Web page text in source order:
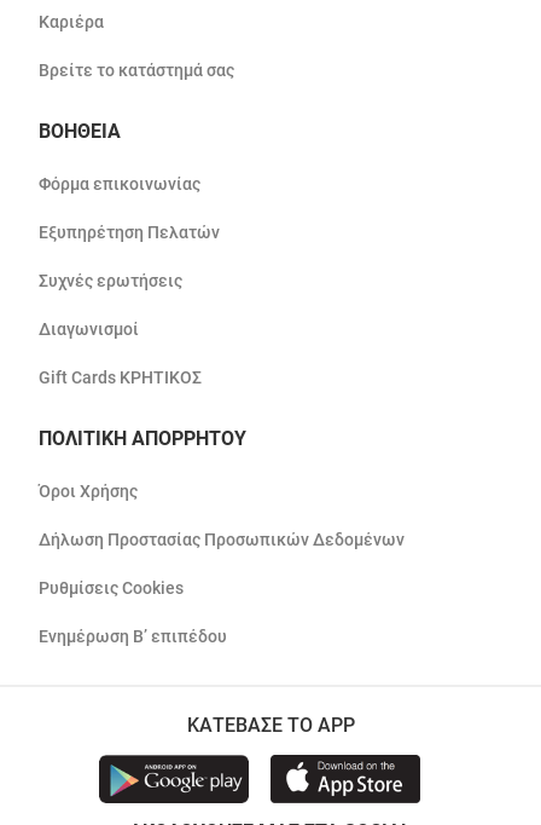
Καριέρα
Βρείτε το κατάστημά σας
ΒΟΗΘΕΙΑ
Φόρμα επικοινωνίας
Εξυπηρέτηση Πελατών
Συχνές ερωτήσεις
Διαγωνισμοί
Gift Cards ΚΡΗΤΙΚΟΣ
ΠΟΛΙΤΙΚΗ ΑΠΟΡΡΗΤΟΥ
Όροι Χρήσης
Δήλωση Προστασίας Προσωπικών Δεδομένων
Ρυθμίσεις Cookies
Ενημέρωση Β’ επιπέδου
ΚΑΤΕΒΑΣΕ ΤΟ APP